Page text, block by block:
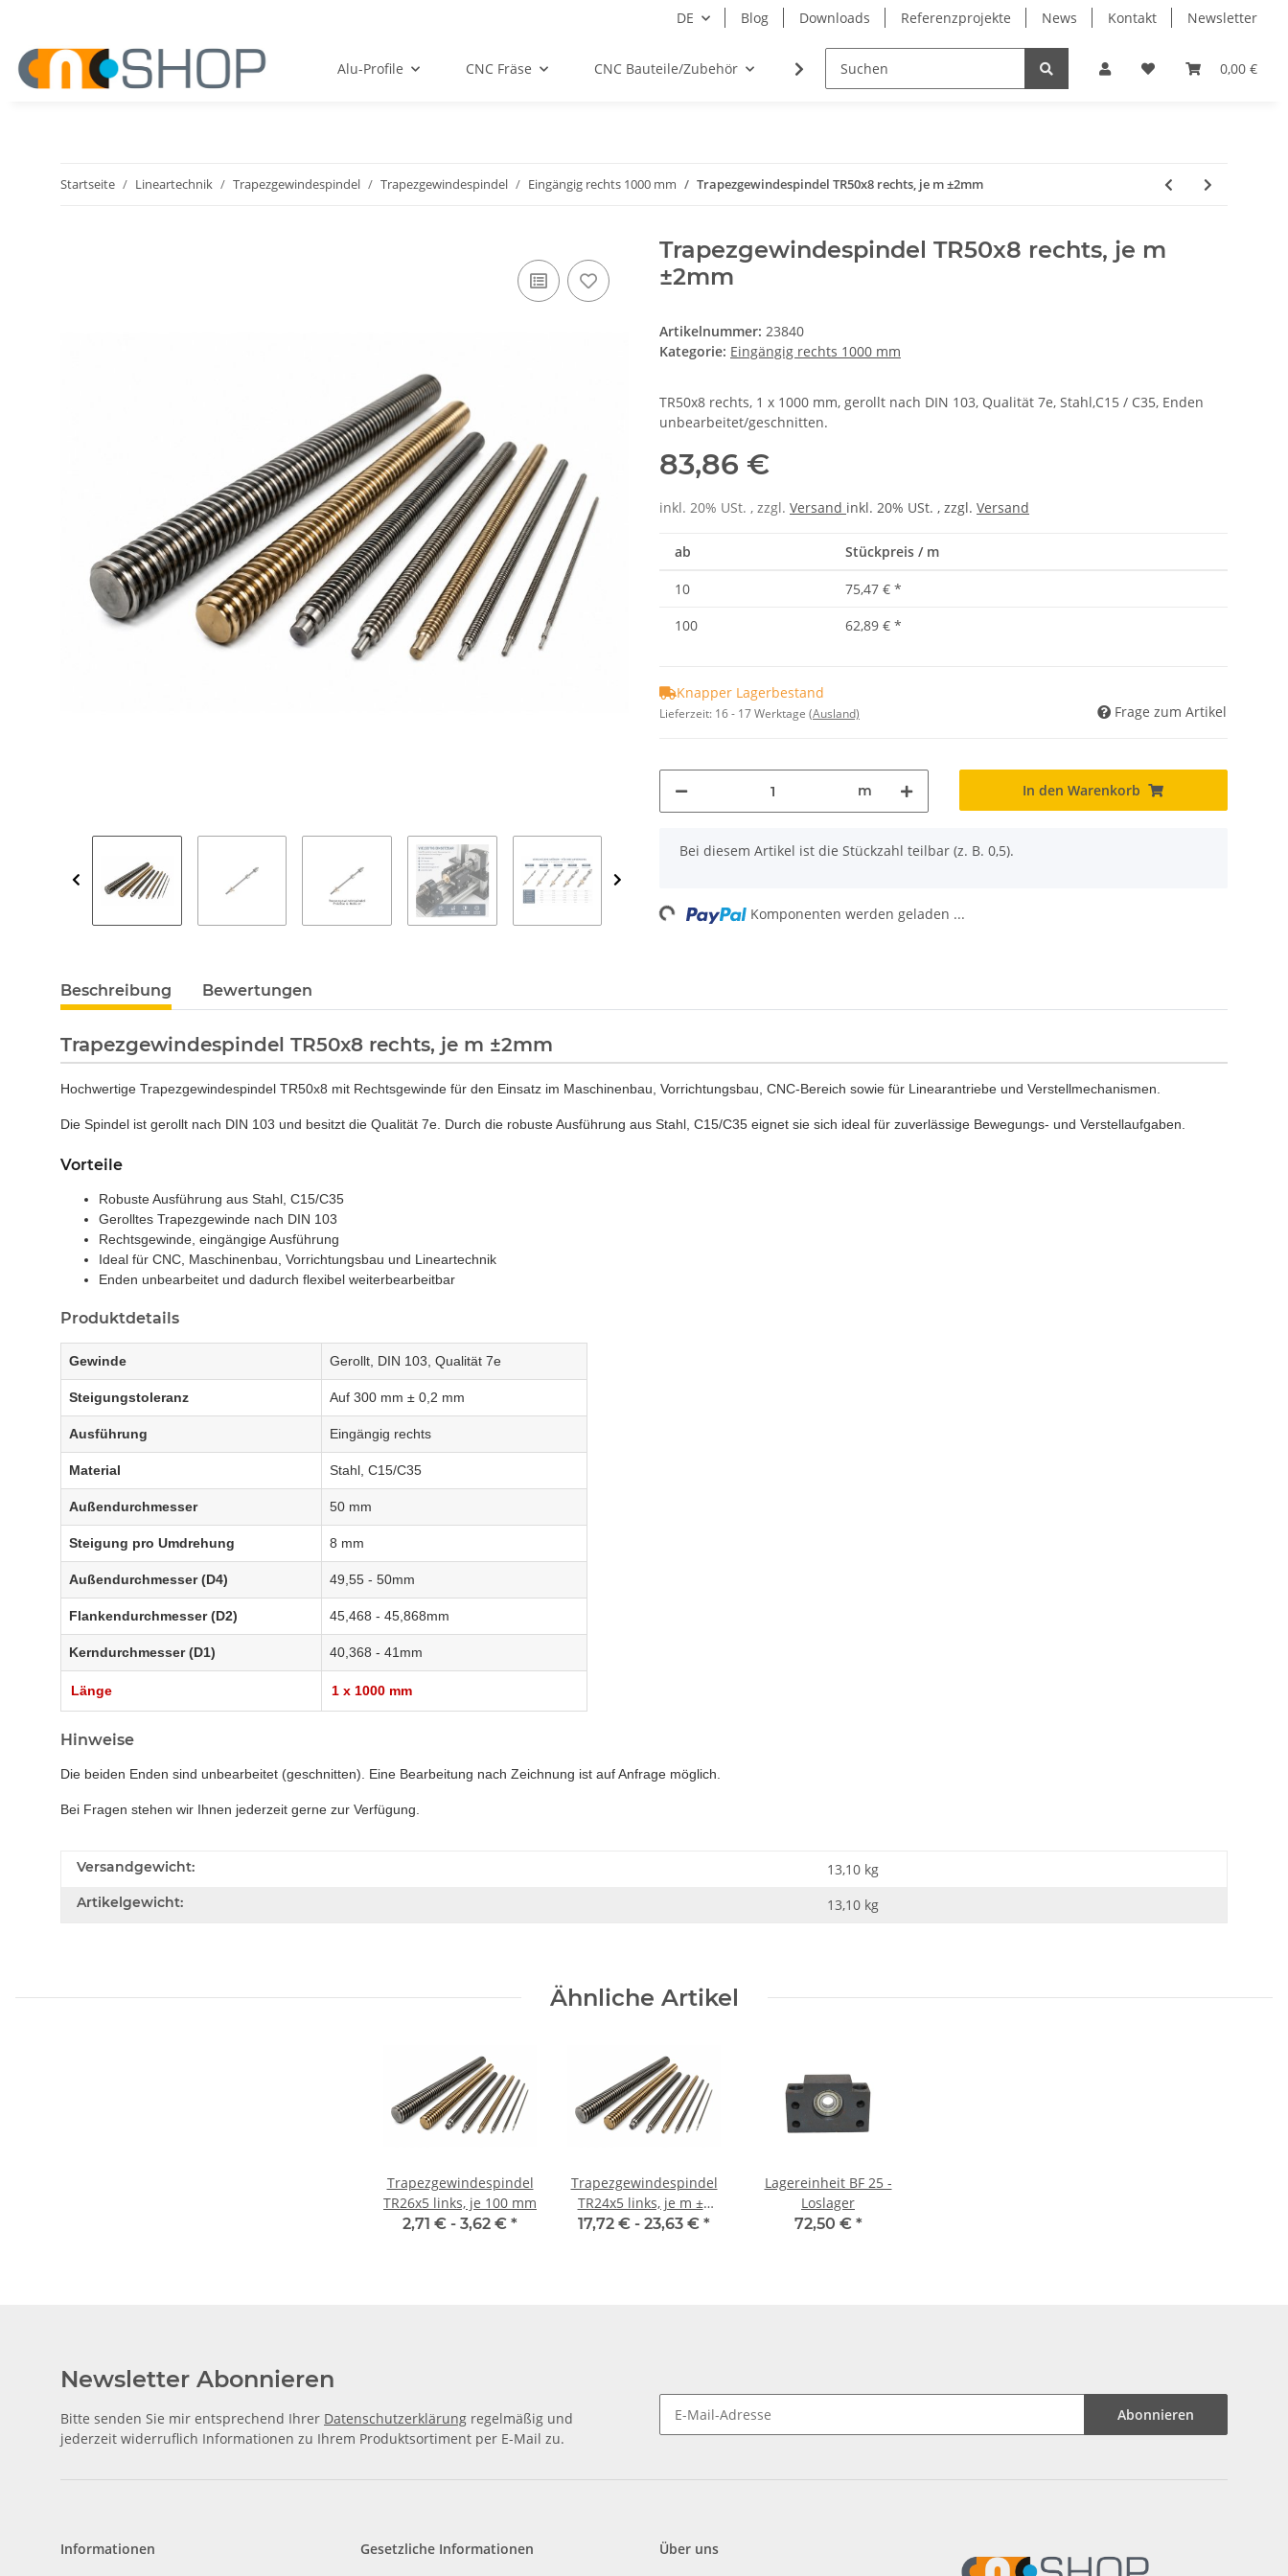
DE Blog Downloads Referenzprojekte News Kontakt Newsletter
0,00 €
Alu-Profile CNC Fräse CNC Bauteile/Zubehör Elektro Lagertechnik Lineartechnik
Startseite Lineartechnik Trapezgewindespindel Trapezgewindespindel Eingängig rechts 1000 mm Trapezgewindespindel TR50x8 rechts, je m ±2mm
Trapezgewindespindel TR50x8 rechts, je m
±2mm
Artikelnummer: 23840
Kategorie: Eingängig rechts 1000 mm
TR50x8 rechts, 1 x 1000 mm, gerollt nach DIN 103, Qualität 7e, Stahl,C15 / C35, Enden
unbearbeitet/geschnitten.
83,86 €
inkl. 20% USt. , zzgl. Versand inkl. 20% USt. , zzgl. Versand
ab Stückpreis / m
10 75,47 € *
100
62,89 € *
Knapper Lagerbestand
Lieferzeit: 16 - 17 Werktage (Ausland) Frage zum Artikel
m In den Warenkorb
x
Bei diesem Artikel ist die Stückzahl teilbar (z. B. 0,5).
Loading... Komponenten werden geladen ...
Beschreibung Bewertungen
Trapezgewindespindel TR50x8 rechts, je m ±2mm
Hochwertige Trapezgewindespindel TR50x8 mit Rechtsgewinde für den Einsatz im Maschinenbau, Vorrichtungsbau, CNC-Bereich sowie für Linearantriebe und Verstellmechanismen.
Die Spindel ist gerollt nach DIN 103 und besitzt die Qualität 7e. Durch die robuste Ausführung aus Stahl, C15/C35 eignet sie sich ideal für zuverlässige Bewegungs- und Verstellaufgaben.
Vorteile
Robuste Ausführung aus Stahl, C15/C35
Gerolltes Trapezgewinde nach DIN 103
Rechtsgewinde, eingängige Ausführung
Ideal für CNC, Maschinenbau, Vorrichtungsbau und Lineartechnik
Enden unbearbeitet und dadurch flexibel weiterbearbeitbar
Produktdetails
Gewinde Gerollt, DIN 103, Qualität 7e
Steigungstoleranz Auf 300 mm ± 0,2 mm
Ausführung Eingängig rechts
Material Stahl, C15/C35
Außendurchmesser 50 mm
Steigung pro Umdrehung 8 mm
Außendurchmesser (D4) 49,55 - 50mm
Flankendurchmesser (D2) 45,468 - 45,868mm
Kerndurchmesser (D1) 40,368 - 41mm
Länge 1 x 1000 mm
Hinweise
Die beiden Enden sind unbearbeitet (geschnitten). Eine Bearbeitung nach Zeichnung ist auf Anfrage möglich.
Bei Fragen stehen wir Ihnen jederzeit gerne zur Verfügung.
Versandgewicht: 13,10 kg
Artikelgewicht: 13,10 kg
Ähnliche Artikel
Trapezgewindespindel
TR26x5 links, je 100 mm
2,71 € - 3,62 € *
Trapezgewindespindel
TR24x5 links, je m ±2
mm
17,72 € - 23,63 € *
Lagereinheit BF 25 -
Loslager
72,50 € *
Newsletter Abonnieren
Bitte senden Sie mir entsprechend Ihrer Datenschutzerklärung regelmäßig und
jederzeit widerruflich Informationen zu Ihrem Produktsortiment per E-Mail zu.
Abonnieren
Informationen Gesetzliche Informationen Über uns